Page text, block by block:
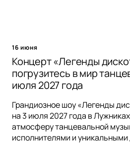
16 июня
Концерт «Легенды
погрузитесь в мир
июля 2027 года
Грандиозное шоу «Легенды
на 3 июля 2027 года в
атмосферу танцевальной
исполнителями и